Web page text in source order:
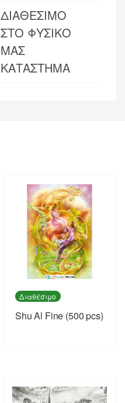
ΔΙΑΘΕΣΙΜΟ
ΣΤΟ ΦΥΣΙΚΟ
ΜΑΣ
ΚΑΤΑΣΤΗΜΑ
Διαθέσιμο
Shu Al Fine (500 pcs)